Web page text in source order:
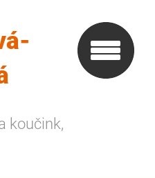
koučink,